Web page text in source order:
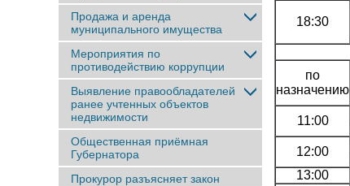
Продажа и аренда
муниципального имущества
Мероприятия по
противодействию коррупции
Выявление правообладателей
ранее учтенныx объектов
недвижимости
Общественная приёмная
Губернатора
Прокурор разъясняет закон
18:30
по
назначению
11:00
12:00
13:00